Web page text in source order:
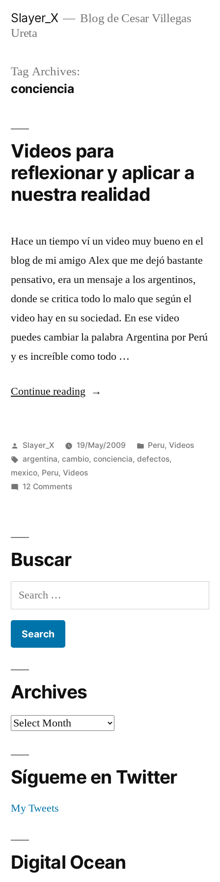
Slayer_X
Blog de Cesar Villegas
Ureta
Tag Archives:
conciencia
Videos para
reflexionar y aplicar a
nuestra realidad
Hace un tiempo ví­ un video muy bueno en el
blog de mi amigo Alex que me dejó bastante
pensativo, era un mensaje a los argentinos,
donde se critica todo lo malo que según el
video hay en su sociedad. En ese video
puedes cambiar la palabra Argentina por Perú
y es increí­ble como todo …
Continue reading “Videos
y
aplicar
Posted
by
Slayer_X 19/May/2009
Posted
in
Peru,Videos
Tags:
argentina, cambio, conciencia, defectos,
mexico, Peru, Videos
12 Commentson
aplicar
nuestra
Buscar
Search
for:
Archives
Archives
Sígueme en Twitter
My Tweets
Digital Ocean